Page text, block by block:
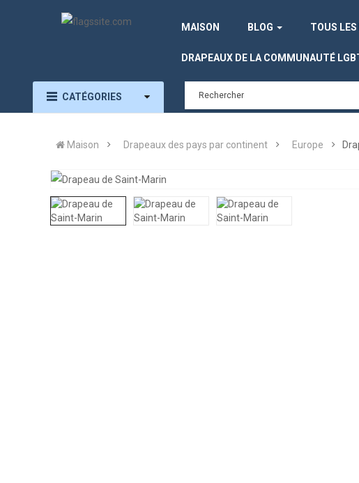
MAISON BLOG TOUS
DRAPEAUX DE LA COMMUNAUTÉ
CATÉGORIES
Maison Drapeaux des pays par continent Europe